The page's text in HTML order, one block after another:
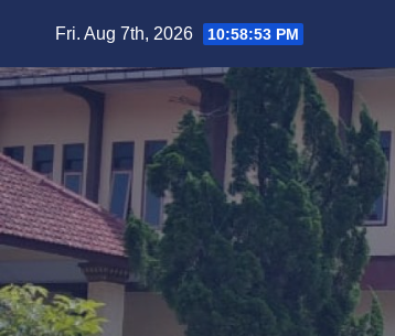
content
Fri. Aug 7th, 2026 10:58:54 PM